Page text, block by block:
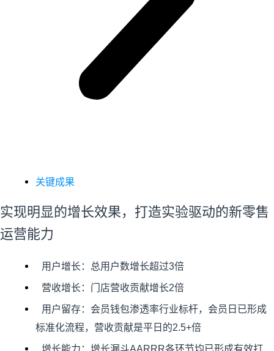
关键成果
实现明显的增长效果，打造实验驱动的新零售
运营能力
用户增长：总用户数增长超过3倍
营收增长：门店营收贡献增长2倍
用户留存：会员钱包渗透率行业标杆，会员日已形成
标准化流程，营收贡献是平日的2.5+倍
增长能力：增长漏斗AARRR各环节均已形成有效打